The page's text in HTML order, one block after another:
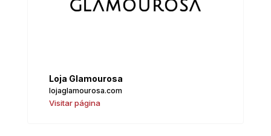
Loja Glamourosa
lojaglamourosa.com
Visitar página